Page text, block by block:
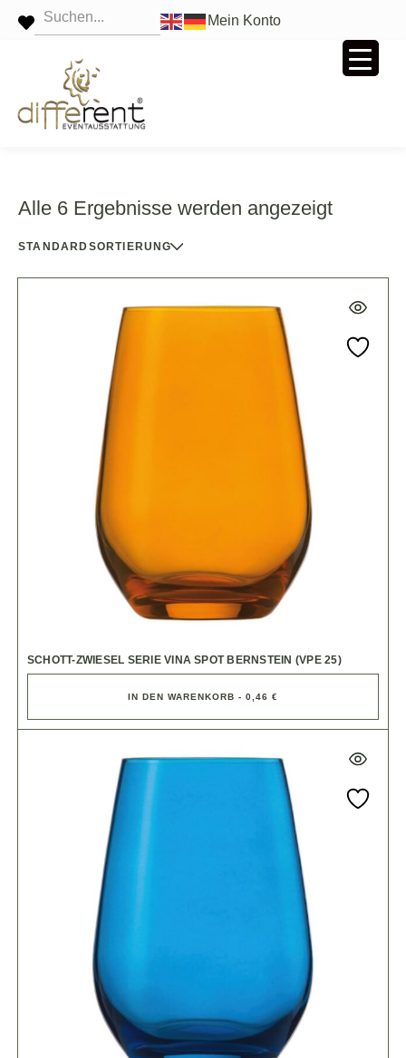
Mein Konto
Alle 6 Ergebnisse werden angezeigt
STANDARDSORTIERUNG
SCHOTT-ZWIESEL SERIE VINA SPOT BERNSTEIN (VPE 25)
IN DEN WARENKORB - 0,46 €